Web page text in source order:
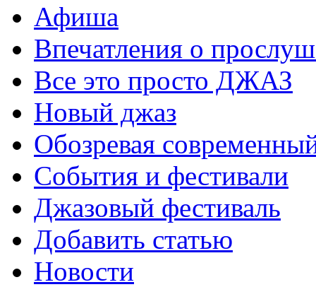
Афиша
Впечатления о
Все это просто ДЖАЗ
Новый джаз
Обозревая
События и фестивали
Джазовый фестиваль
Добавить статью
Новости